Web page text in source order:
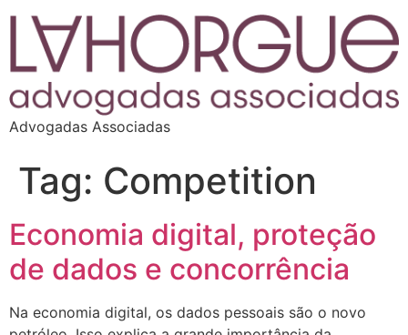
Advogadas Associadas
Tag: Competition
Economia digital, proteção
de dados e concorrência
Na economia digital, os dados pessoais são o novo